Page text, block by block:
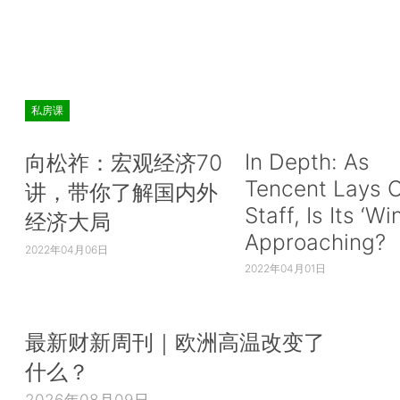
私房课
向松祚：宏观经济70
讲，带你了解国内外
经济大局
2022年04月06日
In Depth: As
Tencent Lays
Staff, Is Its
Approaching?
2022年04月01日
最新财新周刊｜欧洲高温改变了
什么？